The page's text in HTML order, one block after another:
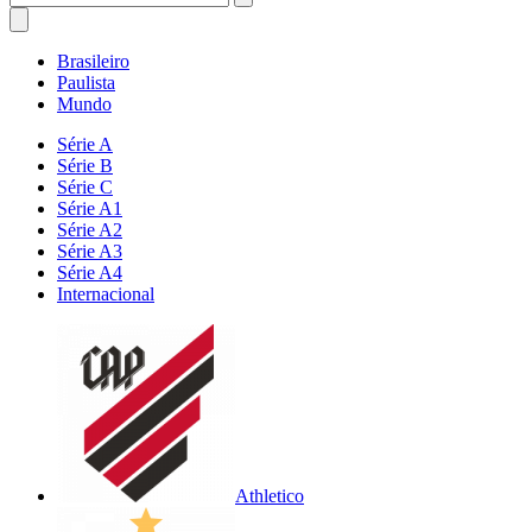
Brasileiro
Paulista
Mundo
Série A
Série B
Série C
Série A1
Série A2
Série A3
Série A4
Internacional
Athletico